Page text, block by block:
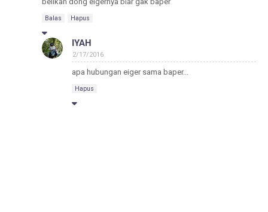
Balas Hapus
IYAH
2/17/2016
apa hubungan eiger sama baper...
Hapus